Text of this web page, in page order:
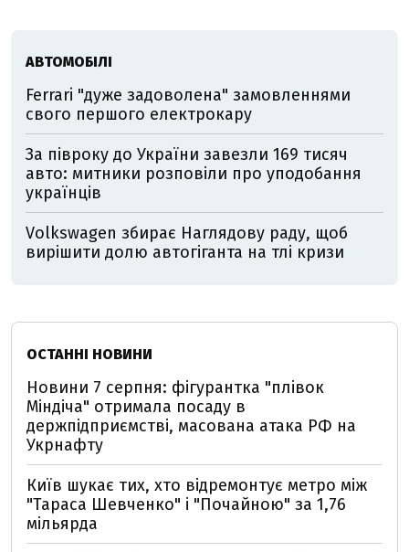
АВТОМОБІЛІ
Ferrari "дуже задоволена" замовленнями
свого першого електрокару
За півроку до України завезли 169 тисяч
авто: митники розповіли про уподобання
українців
Volkswagen збирає Наглядову раду, щоб
вирішити долю автогіганта на тлі кризи
ОСТАННІ НОВИНИ
Новини 7 серпня: фігурантка "плівок
Міндіча" отримала посаду в
держпідприємстві, масована атака РФ на
Укрнафту
Київ шукає тих, хто відремонтує метро між
"Тараса Шевченко" і "Почайною" за 1,76
мільярда